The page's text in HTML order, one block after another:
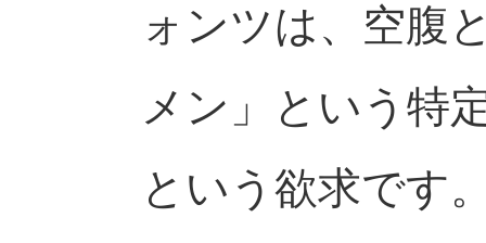
ォンツは、空腹
メン」という特
という欲求です